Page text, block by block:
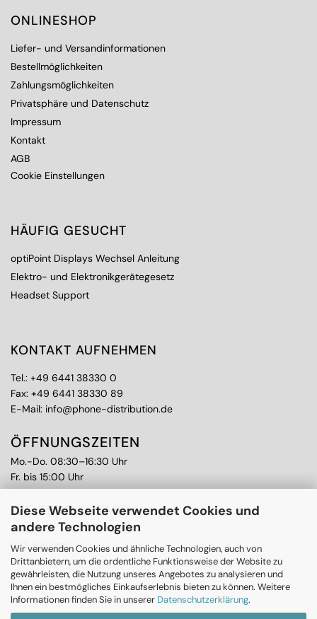
Diese Webseite verwendet Cookies und
andere Technologien
Wir verwenden Cookies und ähnliche Technologien, auch von
Drittanbietern, um die ordentliche Funktionsweise der Website zu
gewährleisten, die Nutzung unseres Angebotes zu analysieren und
Ihnen ein bestmögliches Einkaufserlebnis bieten zu können. Weitere
Informationen finden Sie in unserer Datenschutzerklärung.
ONLINESHOP
Liefer- und Versandinformationen
Bestellmöglichkeiten
Zahlungsmöglichkeiten
Privatsphäre und Datenschutz
Impressum
Kontakt
AGB
Cookie Einstellungen
HÄUFIG GESUCHT
optiPoint Displays Wechsel Anleitung
Elektro- und Elektronikgerätegesetz
Headset Support
KONTAKT AUFNEHMEN
Tel.: +49 6441 38330 0
Fax: +49 6441 38330 89
E-Mail: info@phone-distribution.de
ÖFFNUNGSZEITEN
Mo.-Do. 08:30–16:30 Uhr
Fr. bis 15:00 Uhr
WEITERE THEMEN
Ankauf
CPS Garantie
RMA